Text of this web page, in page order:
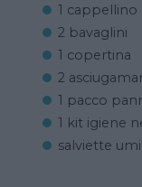
1 cappellino
2 bavaglini
1 copertina
2
1 pacco
1 kit igiene
salviette